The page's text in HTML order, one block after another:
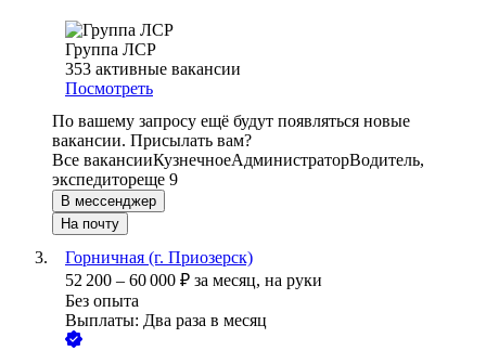
Группа ЛСР
353 активные вакансии
Посмотреть
По вашему запросу ещё будут появляться новые
вакансии. Присылать вам?
Все вакансииКузнечноеАдминистраторВодитель,
экспедитореще 9
В мессенджер
На почту
Горничная (г. Приозерск)
52 200 – 60 000 ₽ за месяц, на руки
Без опыта
Выплаты: Два раза в месяц